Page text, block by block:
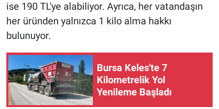
ise 190 TL'ye alabiliyor. Ayrıca, her vatandaşın
her üründen yalnızca 1 kilo alma hakkı
bulunuyor.
Bursa Keles'te 7
Kilometrelik Yol
Yenileme Başladı